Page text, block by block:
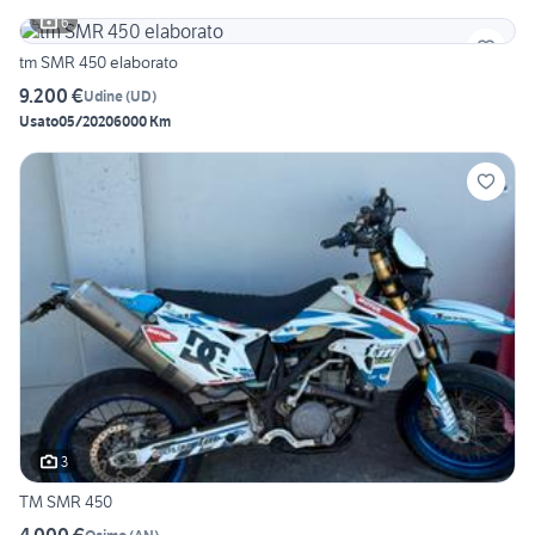
6
tm SMR 450 elaborato
9.200 €Udine(UD)
Usato05/20206000 Km
3
TM SMR 450